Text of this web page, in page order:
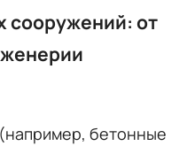
сооружений: от
(например, бетонные